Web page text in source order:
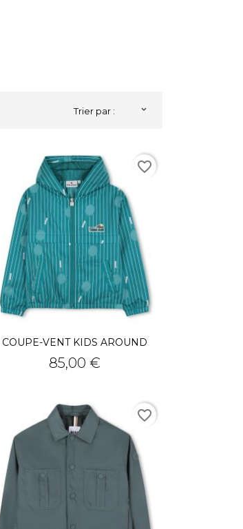
Trier par : 
COUPE-VENT KIDS AROUND
Prix
85,00 €
favorite_border
favorite_border